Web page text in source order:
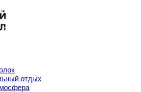
отдых